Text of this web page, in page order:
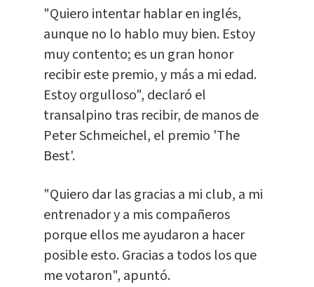
"Quiero intentar hablar en inglés,
aunque no lo hablo muy bien. Estoy
muy contento; es un gran honor
recibir este premio, y más a mi edad.
Estoy orgulloso", declaró el
transalpino tras recibir, de manos de
Peter Schmeichel, el premio 'The
Best'.
"Quiero dar las gracias a mi club, a mi
entrenador y a mis compañeros
porque ellos me ayudaron a hacer
posible esto. Gracias a todos los que
me votaron", apuntó.